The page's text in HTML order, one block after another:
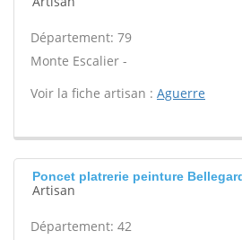
Département: 79
Monte Escalier -
Voir la fiche artisan : Aguerre
Poncet platrerie peinture
Artisan
Département: 42